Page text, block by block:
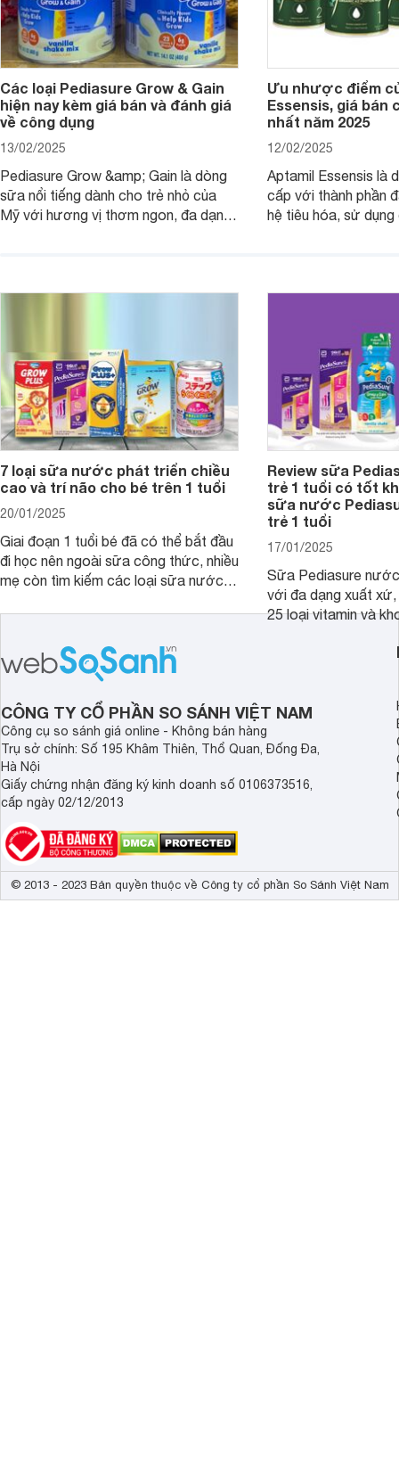
Các loại Pediasure Grow & Gain
hiện nay kèm giá bán và đánh giá
về công dụng
13/02/2025
Pediasure Grow &amp; Gain là dòng
sữa nổi tiếng dành cho trẻ nhỏ của
Mỹ với hương vị thơm ngon, đa dạng
Pediasure Grow &amp; Gain hiện nay
Ưu nhược điểm
Essensis, giá bán
nhất năm 2025
12/02/2025
Aptamil Essensis là
cấp với thành phần
hệ tiêu hóa, sử
cùng Websosanh.vn
7 loại sữa nước phát triển chiều
cao và trí não cho bé trên 1 tuổi
20/01/2025
Giai đoạn 1 tuổi bé đã có thể bắt đầu
đi học nên ngoài sữa công thức, nhiều
mẹ còn tìm kiếm các loại sữa nước
trẻ. Dưới đây là 7 loại sữa nước phát
1 tuổi tốt mà mẹ bỉm nên lựa chọn.
Review sữa
trẻ 1 tuổi có tốt
sữa nước
trẻ 1 tuổi
17/01/2025
Sữa Pediasure
với đa dạng xuất
25 loại vitamin và
CÔNG TY CỔ PHẦN SO SÁNH VIỆT NAM
Công cụ so sánh giá online - Không bán hàng
Trụ sở chính: Số 195 Khâm Thiên, Thổ Quan, Đống Đa,
Hà Nội
Giấy chứng nhận đăng ký kinh doanh số 0106373516,
cấp ngày 02/12/2013
© 2013 - 2023 Bản quyền thuộc về Công ty cổ phần So Sánh Việt Nam